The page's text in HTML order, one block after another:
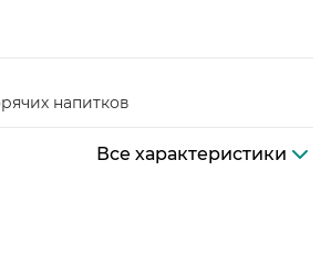
напитков
Все характеристики